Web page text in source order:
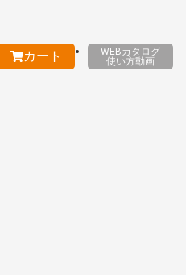
カート
WEBカタログ
使い方動画